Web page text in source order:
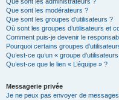
Que sont les modérateurs ?
Que sont les groupes d’utilisateurs ?
Où sont les groupes d’utilisateurs et
Comment puis-je devenir le
Pourquoi certains groupes
Qu’est-ce qu’un « groupe
Qu’est-ce que le lien « L’équipe » ?
Messagerie privée
Je ne peux pas envoyer de